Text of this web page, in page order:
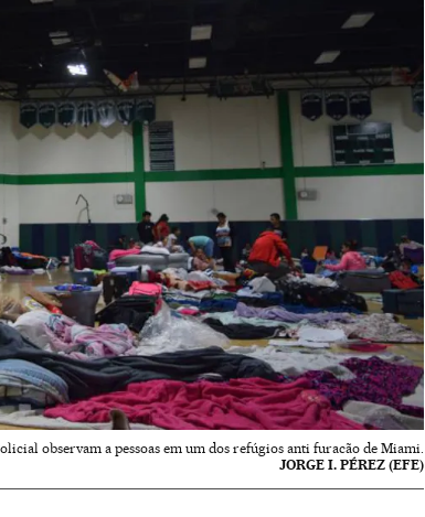
observam a pessoas em um dos refúgios anti furacão de Miami.
JORGE I. PÉREZ (EFE)